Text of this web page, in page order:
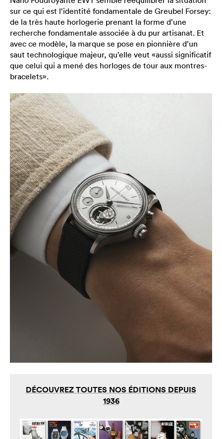
sur ce qui est l’identité fondamentale de Greubel Forsey:
de la très haute horlogerie prenant la forme d’une
recherche fondamentale associée à du pur artisanat. Et
avec ce modèle, la marque se pose en pionnière d’un
saut technologique majeur, qu’elle veut «aussi significatif
que celui qui a mené des horloges de tour aux montres-
bracelets».
DÉCOUVREZ TOUTES NOS ÉDITIONS DEPUIS
1936